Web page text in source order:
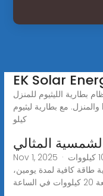
EK Solar
بطارية الليثيوم للمنزل
والمنزل. مع بطارية ليثيوم lifepo4 بقدرة 15 كيلو وات في الساعة - 30
كيلو
المثالي
Nov 1, 2025 · على سبيل المثال، إذا كان منزلك يستخدم 10 كيلووات
طاقة كافية لمدة يومين،